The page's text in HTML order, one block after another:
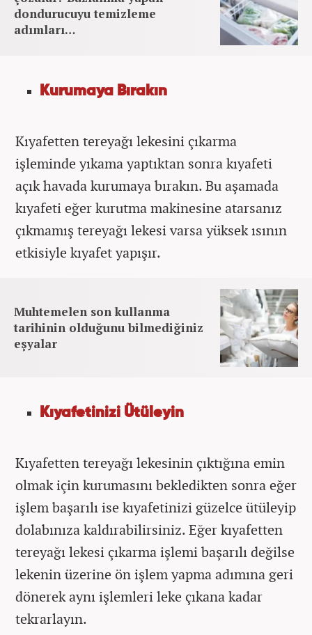
dondurucuyu temizleme
adımları…
Kurumaya Bırakın
Kıyafetten tereyağı lekesini çıkarma
işleminde yıkama yaptıktan sonra kıyafeti
açık havada kurumaya bırakın. Bu aşamada
kıyafeti eğer kurutma makinesine atarsanız
çıkmamış tereyağı lekesi varsa yüksek ısının
etkisiyle kıyafet yapışır.
Muhtemelen son kullanma
tarihinin olduğunu bilmediğiniz
eşyalar
Kıyafetinizi Ütüleyin
Kıyafetten tereyağı lekesinin çıktığına emin
olmak için kurumasını bekledikten sonra eğer
işlem başarılı ise kıyafetinizi güzelce ütüleyip
dolabınıza kaldırabilirsiniz. Eğer kıyafetten
tereyağı lekesi çıkarma işlemi başarılı değilse
lekenin üzerine ön işlem yapma adımına geri
dönerek aynı işlemleri leke çıkana kadar
tekrarlayın.